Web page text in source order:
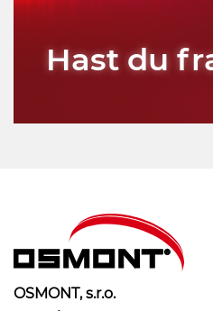
Hast du
OSMONT, s.r.o.